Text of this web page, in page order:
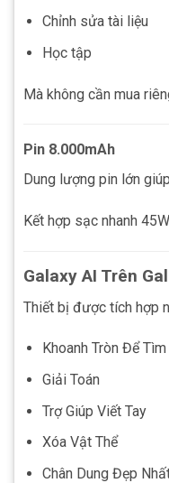
Chỉnh sửa tài liệu
Học tập
Mà không cần mua
Pin 8.000mAh
Dung lượng pin lớn
Kết hợp sạc nhanh
Galaxy AI Trên
Thiết bị được tích hợp
Khoanh Tròn Để
Giải Toán
Trợ Giúp Viết Tay
Xóa Vật Thể
Chân Dung Đẹp